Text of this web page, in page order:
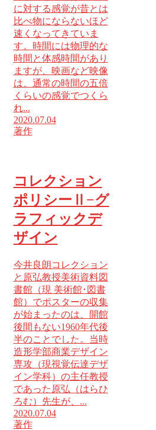
に対する感覚が昔とは
比べ物にならないほど
速くなってきていま
す。時間には物理的な
時間と体感時間があり
ますが、映画など映像
は、通常の時間の五倍
くらいの感覚でつくら
れ...
2020.07.04
著作
コレクション
ポリシーⅡ−グ
ラフィックデ
ザイン
今井良朗コレクション
と原弘教授美術資料図
書館（現 美術館･図書
館）でポスターの収集
が始まったのは、開館
後間もない1960年代後
半のことでした。当時
造形学部商業デザイン
専攻（現視覚伝達デザ
イン学科）の主任教授
であった原弘（はらひ
ろむ）先生が、...
2020.07.04
著作